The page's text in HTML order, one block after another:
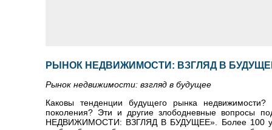
РЫНОК НЕДВИЖИМОСТИ: ВЗГЛЯД В
Рынок недвижимости: взгляд в будущее
Каковы тенденции будущего рынка
поколения? Эти и другие злободневные вопросы
НЕДВИЖИМОСТИ: ВЗГЛЯД В БУДУЩЕЕ». Более 100